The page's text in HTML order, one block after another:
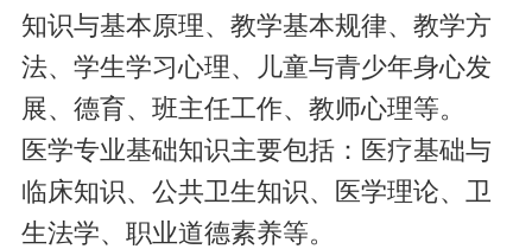
知识与基本原理、教学基本规律、教学方
法、学生学习心理、儿童与青少年身心发
展、德育、班主任工作、教师心理等。
医学专业基础知识主要包括：医疗基础与
临床知识、公共卫生知识、医学理论、卫
生法学、职业道德素养等。